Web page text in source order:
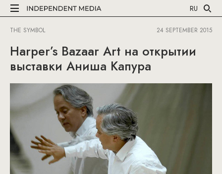
RU
THE SYMBOL 24 SEPTEMBER 2015
Harper’s Bazaar Art на открытии
выставки Аниша Капура